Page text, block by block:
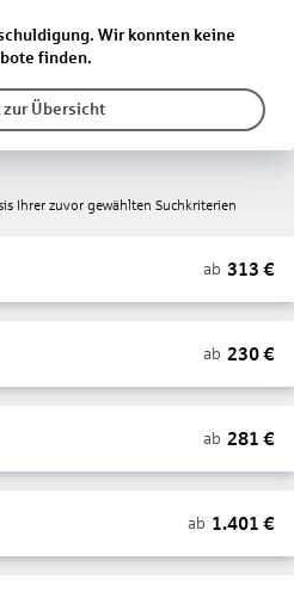
Wir konnten keine
finden.
zur Übersicht
Ihrer zuvor gewählten Suchkriterien
ab 313 €
ab 230€
ab 281 €
ab 1.401 €